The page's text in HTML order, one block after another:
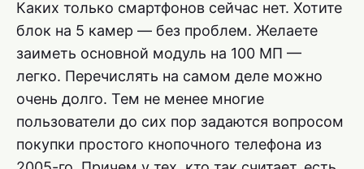
Каких только смартфонов сейчас нет. Хотите
блок на 5 камер — без проблем. Желаете
заиметь основной модуль на 100 МП —
легко. Перечислять на самом деле можно
очень долго. Тем не менее многие
пользователи до сих пор задаются вопросом
покупки простого кнопочного телефона из